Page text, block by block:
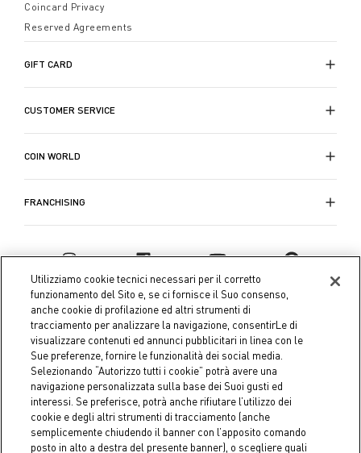
Coincard Privacy
Reserved Agreements
GIFT CARD
CUSTOMER SERVICE
COIN WORLD
FRANCHISING
Coin S.p.A. Tax code / VAT number 04391480276, share capital
€ 10.000.000,00 fully paid up
Utilizziamo cookie tecnici necessari per il corretto
funzionamento del Sito e, se ci fornisce il Suo consenso,
anche cookie di profilazione ed altri strumenti di
tracciamento per analizzare la navigazione, consentirLe di
visualizzare contenuti ed annunci pubblicitari in linea con le
Sue preferenze, fornire le funzionalità dei social media.
Selezionando “Autorizzo tutti i cookie” potrà avere una
navigazione personalizzata sulla base dei Suoi gusti ed
interessi. Se preferisce, potrà anche rifiutare l’utilizzo dei
cookie e degli altri strumenti di tracciamento (anche
semplicemente chiudendo il banner con l’apposito comando
posto in alto a destra del presente banner), o scegliere quali